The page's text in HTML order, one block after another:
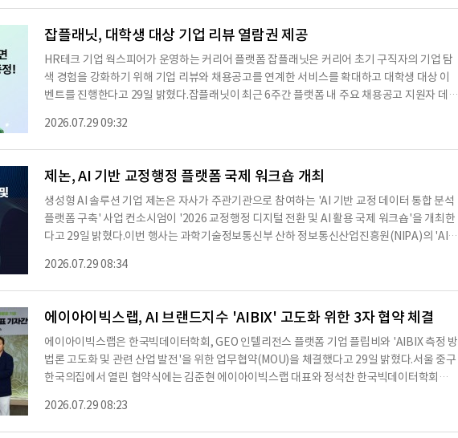
장기 재무 목표와 주주환원 정책을 담은 밸류업 플랜을 공시한 이후, 자사주 매입과 소각 정책
모의
잡플래닛, 대학생 대상 기업 리뷰 열람권 제공
HR테크 기업 웍스피어가 운영하는 커리어 플랫폼 잡플래닛은 커리어 초기 구직자의 기업 탐
색 경험을 강화하기 위해 기업 리뷰와 채용공고를 연계한 서비스를 확대하고 대학생 대상 이
벤트를 진행한다고 29일 밝혔다.잡플래닛이 최근 6주간 플랫폼 내 주요 채용공고 지원자 데이
평균 62.2%로 나타났다. 해당 분석은 지원자가 가장 많았던 상위 20개 채용공고를 대상으로
이뤄졌으며, 대기업과 금융, IT, 바이오 등 다양한 산업에서 비슷한 흐름이 확인됐다고 회사는
설명했다.잡플래닛은 이러한 이용 행태를 반영해 기업 리뷰 확인 후 채용공고를 살펴볼
2026.07.29 09:32
제논, AI 기반 교정행정 플랫폼 국제 워크숍 개최
생성형 AI 솔루션 기업 제논은 자사가 주관기관으로 참여하는 'AI 기반 교정 데이터 통합 분석
플랫폼 구축' 사업 컨소시엄이 '2026 교정행정 디지털 전환 및 AI 활용 국제 워크숍'을 개최한
다고 29일 밝혔다.이번 행사는 과학기술정보통신부 산하 정보통신산업진흥원(NIPA)의 'AI
내외 교정행정 분야의 AI 활용 사례를 논의하기 위해 마련됐다. 컨소시엄에는 제논을 비롯해
투라인클라우드, ATE정보, 표창원범죄과학연구소가 참여하고 있다.사업은 전국 교정기관에
2026.07.29 08:34
에이아이빅스랩, AI 브랜드지수 'AIBIX' 고도화 위한 3자 협약 체결
에이아이빅스랩은 한국빅데이터학회, GEO 인텔리전스 플랫폼 기업 플립비와 'AIBIX 측정 방
법론 고도화 및 관련 산업 발전'을 위한 업무협약(MOU)을 체결했다고 29일 밝혔다.서울 중구
한국의집에서 열린 협약식에는 김준현 에이아이빅스랩 대표와 정석찬 한국빅데이터학회장,
x)'의 측정 체계를 공동으로 검증하고 데이터 분석 역량을 강화하는 데 협력하기로 했다.협약
에 따라 한국빅데이터학회는 AIBIX 측정 방법론에 대한 학술적 검증을 맡고, 플립비는 데이터
2026.07.29 08:23